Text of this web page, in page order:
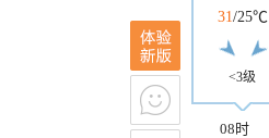
31/25℃
<3级
08时